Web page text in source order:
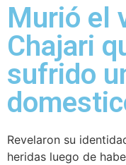
Murió el
Chajari
sufrido
Revelaron su
heridas luego de